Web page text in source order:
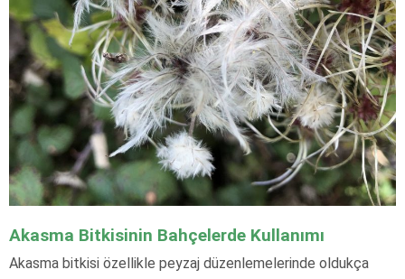
Akasma Bitkisinin Bahçelerde Kullanımı
Akasma bitkisi özellikle peyzaj düzenlemelerinde oldukça